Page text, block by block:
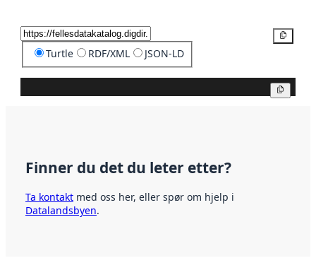
Turtle RDF/XML JSON-LD
Finner du det du leter etter?
Ta kontakt med oss her, eller spør om hjelp i
Datalandsbyen.